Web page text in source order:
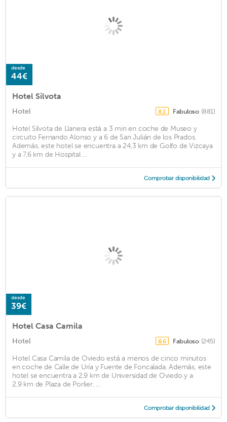
desde
44€
Hotel Silvota
Hotel 8,1 Fabuloso (881)
Hotel Silvota de Llanera está a 3 min en coche de Museo y
circuito Fernando Alonso y a 6 de San Julián de los Prados.
Además, este hotel se encuentra a 24,3 km de Golfo de Vizcaya
y a 7,6 km de Hospital ...
Comprobar disponibilidad
desde
39€
Hotel Casa Camila
Hotel 8,6 Fabuloso (245)
Hotel Casa Camila de Oviedo está a menos de cinco minutos
en coche de Calle de Uría y Fuente de Foncalada. Además, este
hotel se encuentra a 2,9 km de Universidad de Oviedo y a
2,9 km de Plaza de Porlier. ...
Comprobar disponibilidad